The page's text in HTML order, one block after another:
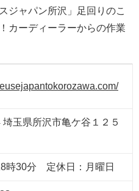
ジャパン所沢」足回りのこ
カーディーラーからの作業
玉県所沢市亀ケ谷１２５
時30分 定休日：月曜日